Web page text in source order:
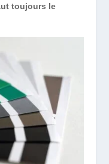
toujours le